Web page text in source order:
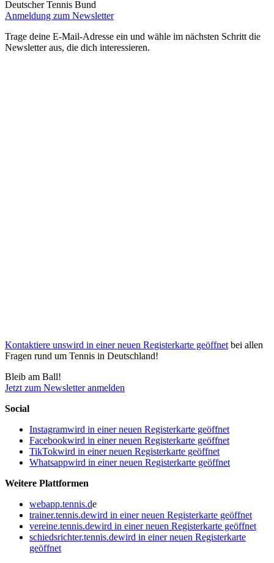
Deutscher Tennis Bund
Anmeldung zum Newsletter
Trage deine E-Mail-Adresse ein und wähle im nächsten Schritt die
Newsletter aus, die dich interessieren.
Kontaktiere unswird in einer neuen Registerkarte geöffnet bei allen
Fragen rund um Tennis in Deutschland!
Bleib am Ball!
Jetzt zum Newsletter anmelden
Social
Instagramwird in einer neuen Registerkarte geöffnet
Facebookwird in einer neuen Registerkarte geöffnet
TikTokwird in einer neuen Registerkarte geöffnet
Whatsappwird in einer neuen Registerkarte geöffnet
Weitere Plattformen
webapp.tennis.de
trainer.tennis.dewird in einer neuen Registerkarte geöffnet
vereine.tennis.dewird in einer neuen Registerkarte geöffnet
schiedsrichter.tennis.dewird in einer neuen Registerkarte
geöffnet